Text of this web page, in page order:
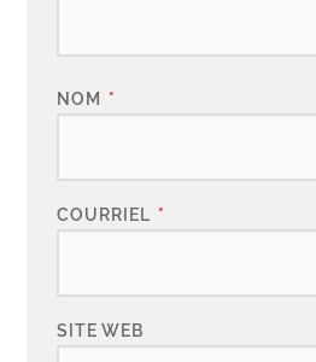
NOM *
COURRIEL *
SITE WEB